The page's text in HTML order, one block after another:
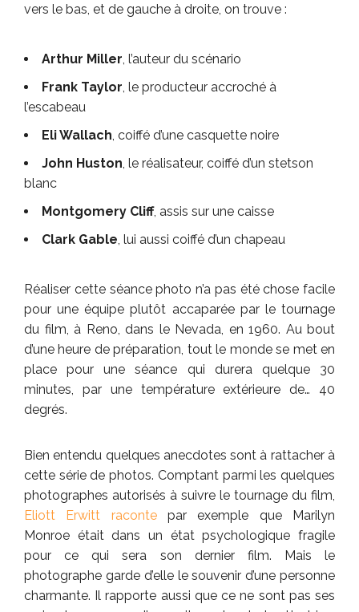
vers le bas, et de gauche à droite, on trouve :
Arthur Miller , l’auteur du scénario
Frank Taylor , le producteur accroché à
l’escabeau
Eli Wallach , coiffé d’une casquette noire
John Huston , le réalisateur, coiffé d’un stetson
blanc
Montgomery Cliff, assis sur une caisse
Clark Gable , lui aussi coiffé d’un chapeau
Réaliser cette séance photo n’a pas été chose facile
pour une équipe plutôt accaparée par le tournage
du film, à Reno, dans le Nevada, en 1960. Au bout
d’une heure de préparation, tout le monde se met en
place pour une séance qui durera quelque 30
minutes, par une température extérieure de… 40
degrés.
Bien entendu quelques anecdotes sont à rattacher à
cette série de photos. Comptant parmi les quelques
photographes autorisés à suivre le tournage du film,
Eliott Erwitt racontepar exemple que Marilyn
Monroe était dans un état psychologique fragile
pour ce qui sera son dernier film. Mais le
photographe garde d’elle le souvenir d’une personne
charmante. Il rapporte aussi que ce ne sont pas ses